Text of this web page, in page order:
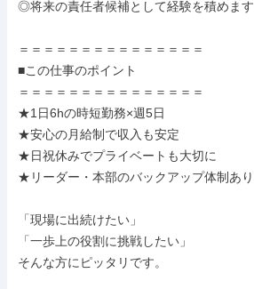
◎将来の責任者候補として経験を積めます
＝＝＝＝＝＝＝＝＝＝＝＝＝＝＝
■この仕事のポイント
＝＝＝＝＝＝＝＝＝＝＝＝＝＝＝
★1日6hの時短勤務×週5日
★安心の月給制で収入も安定
★日祝休みでプライベートも大切に
★リーダー・本部のバックアップ体制あり
「現場に出続けたい」
「一歩上の役割に挑戦したい」
そんな方にピッタリです。